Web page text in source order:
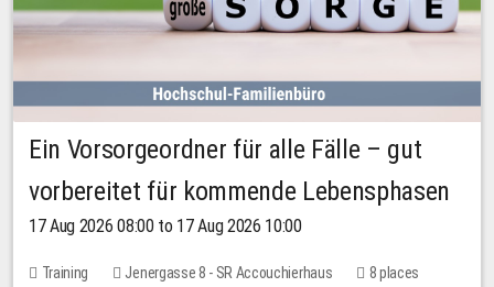
Ein Vorsorgeordner für alle Fälle – gut
vorbereitet für kommende Lebensphasen
17 Aug 2026 08:00 to 17 Aug 2026 10:00
Training Jenergasse 8 - SR Accouchierhaus 8 places